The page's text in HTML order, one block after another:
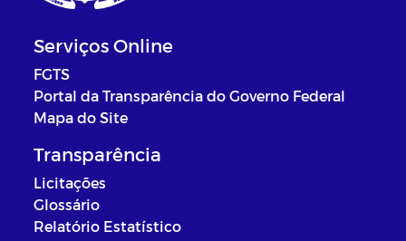
Serviços Online
FGTS
Portal da Transparência do Governo Federal
Mapa do Site
Transparência
Licitações
Glossário
Relatório Estatístico